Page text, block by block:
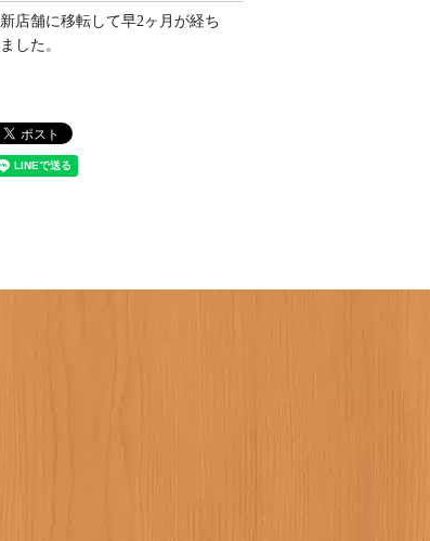
新店舗に移転して早2ヶ月が経ち
ました。